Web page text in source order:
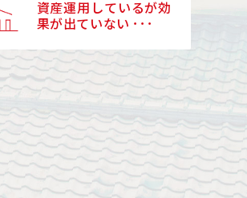
資産運用しているが効
果が出ていない ･･･